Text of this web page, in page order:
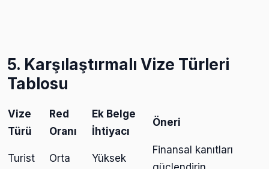
5. Karşılaştırmalı Vize Türleri
Tablosu
Vize
Türü
Red
Oranı
Ek Belge
İhtiyacı
Öneri
Turist Orta Yüksek
Finansal kanıtları